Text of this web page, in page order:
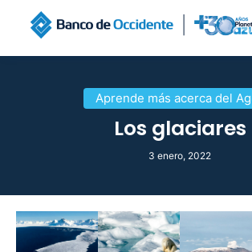
Aprende más acerca del
Los glaciares
3 enero, 2022